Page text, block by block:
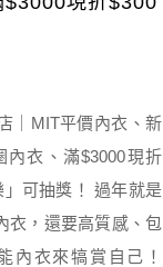
｜MIT平價內衣、新
衣、滿$3000現折
可抽獎！ 過年就是
衣，還要高質感、包
內衣來犒賞自己！